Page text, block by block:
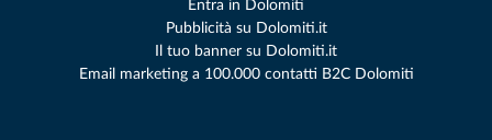
Entra in Dolomiti
Pubblicità su Dolomiti.it
Il tuo banner su Dolomiti.it
Email marketing a 100.000 contatti B2C Dolomiti